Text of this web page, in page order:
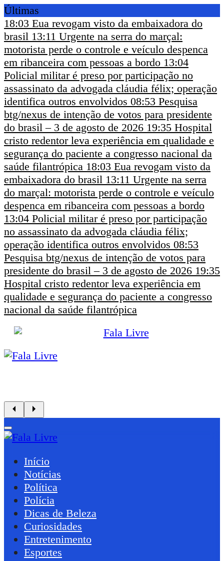
Últimas
18:03 Eua revogam visto da embaixadora do
brasil 13:11 Urgente na serra do marçal:
motorista perde o controle e veículo despenca
em ribanceira com pessoas a bordo 13:04
Policial militar é preso por participação no
assassinato da advogada cláudia félix; operação
identifica outros envolvidos 08:53 Pesquisa
btg/nexus de intenção de votos para presidente
do brasil – 3 de agosto de 2026 19:35 Hospital
cristo redentor leva experiência em qualidade e
segurança do paciente a congresso nacional da
saúde filantrópica 18:03 Eua revogam visto da
embaixadora do brasil 13:11 Urgente na serra
do marçal: motorista perde o controle e veículo
despenca em ribanceira com pessoas a bordo
13:04 Policial militar é preso por participação
no assassinato da advogada cláudia félix;
operação identifica outros envolvidos 08:53
Pesquisa btg/nexus de intenção de votos para
presidente do brasil – 3 de agosto de 2026 19:35
Hospital cristo redentor leva experiência em
qualidade e segurança do paciente a congresso
nacional da saúde filantrópica
Início
Notícias
Política
Polícia
Dicas de Beleza
Curiosidades
Entretenimento
Esportes